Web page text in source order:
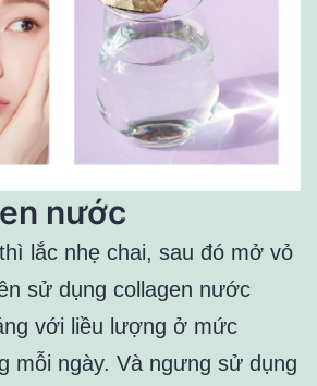
nước
lắc nhẹ chai, sau đó mở vỏ
sử dụng collagen nước
với liều lượng ở mức
mỗi ngày. Và ngưng sử dụng